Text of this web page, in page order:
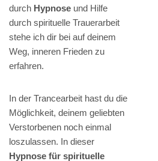
durch Hypnose und Hilfe
durch spirituelle Trauerarbeit
stehe ich dir bei auf deinem
Weg, inneren Frieden zu
erfahren.
In der Trancearbeit hast du die
Möglichkeit, deinem geliebten
Verstorbenen noch einmal
loszulassen. In dieser
Hypnose für spirituelle